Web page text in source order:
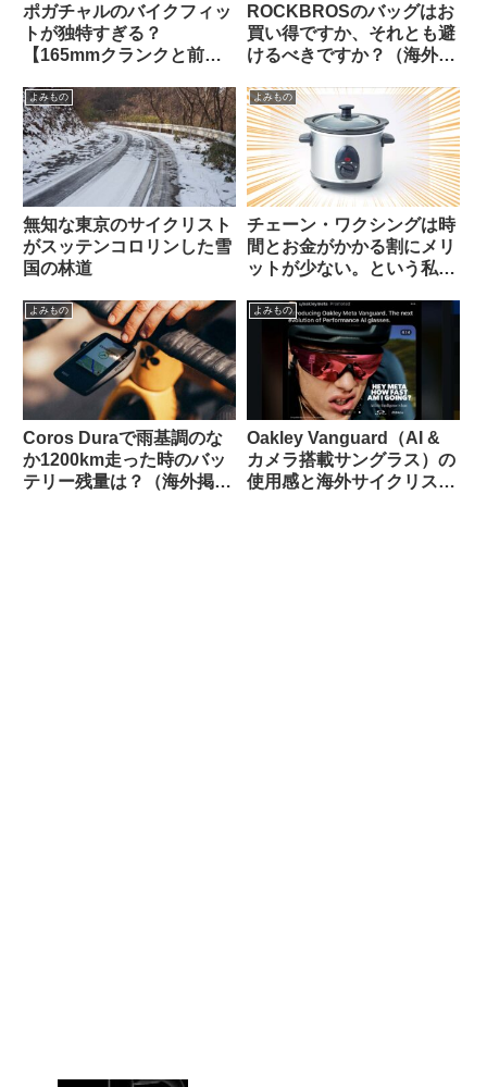
ポガチャルのバイクフィッ
トが独特すぎる？
【165mmクランクと前傾
ROCKBROSのバッグはお
買い得ですか、それとも避
けるべきですか？（海外掲
よみもの
無知な東京のサイクリスト
がスッテンコロリンした雪
国の林道
よみもの
チェーン・ワクシングは時
間とお金がかかる割にメリ
ットが少ない。という私の
ト？】（海外掲示板から）
よみもの
Coros Duraで雨基調のな
か1200km走った時のバッ
テリー残量は？（海外掲示
よみもの
Oakley Vanguard（AI &
カメラ搭載サングラス）の
使用感と海外サイクリスト